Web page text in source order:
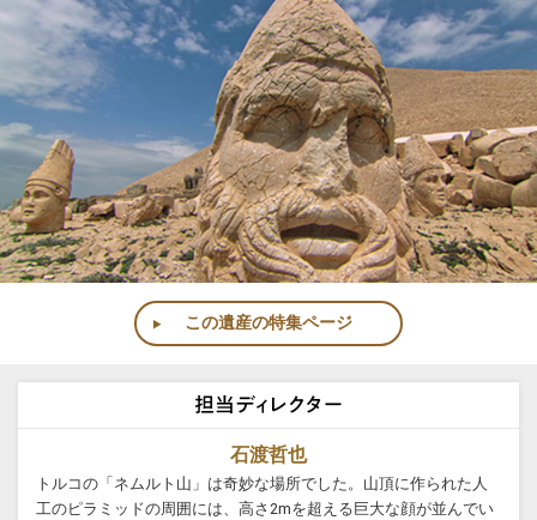
この遺産の特集ページ
石渡哲也
トルコの「ネムルト山」は奇妙な場所でした。山頂に作られた人
工のピラミッドの周囲には、高さ2mを超える巨大な顔が並んでい